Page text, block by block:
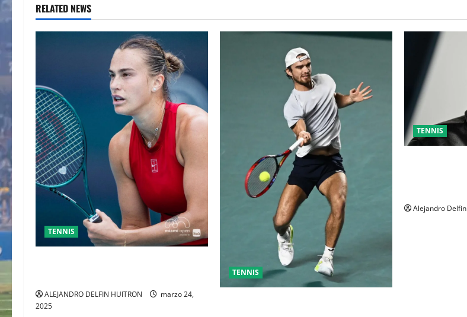
RELATED NEWS
TENNIS
ALEJANDRO DELFIN HUITRON
marzo 24,
2025
TENNIS
TENNIS
Alejandro Delfin